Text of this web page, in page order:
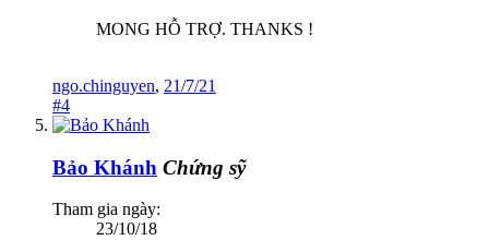
MONG HỖ TRỢ. THANKS !
ngo.chinguyen, 21/7/21
#4
Bảo Khánh Chứng sỹ
Tham gia ngày:
23/10/18